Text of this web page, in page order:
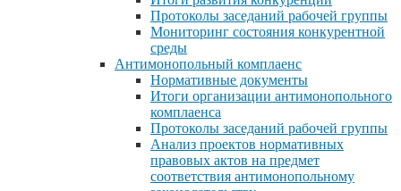
Протоколы заседаний рабочей группы
Мониторинг состояния конкурентной
среды
Антимонопольный комплаенс
Нормативные документы
Итоги организации антимонопольного
комплаенса
Протоколы заседаний рабочей группы
Анализ проектов нормативных
правовых актов на предмет
соответствия антимонопольному